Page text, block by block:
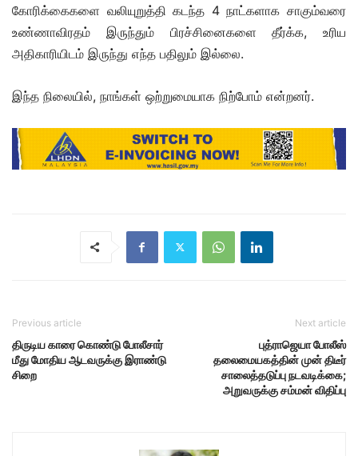
கோரிக்கைகளை வலியுறுத்தி கடந்த 4 நாட்களாக சாகும்வரை
உண்ணாவிரதம் இருந்தும் பிரச்சினைகளை தீர்க்க, உரிய
அதிகாரியிடம் இருந்து எந்த பதிலும் இல்லை.
இந்த நிலையில், நாங்கள் ஒற்றுமையாக நிற்போம் என்றனர்.
Previous article
திருடிய காரை கொண்டு போலீசார்
மீது மோதிய ஆடவருக்கு இராண்டு
சிறை
Next article
புத்ராஜெயா போலீஸ்
தலைமையகத்தின் முன் திடீர்
சாலைத்தடுப்பு நடவடிக்கை;
அறுவருக்கு சம்மன் விதிப்பு